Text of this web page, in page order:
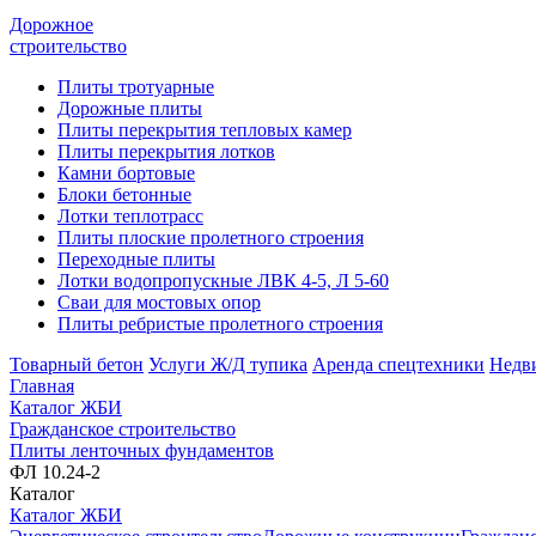
Дорожное
строительство
Плиты тротуарные
Дорожные плиты
Плиты перекрытия тепловых камер
Плиты перекрытия лотков
Камни бортовые
Блоки бетонные
Лотки теплотрасс
Плиты плоские пролетного строения
Переходные плиты
Лотки водопропускные ЛВК 4-5, Л 5-60
Сваи для мостовых опор
Плиты ребристые пролетного строения
Товарный бетон Услуги Ж/Д тупика Аренда спецтехники
Главная
Каталог ЖБИ
Гражданское строительство
Плиты ленточных фундаментов
ФЛ 10.24-2
Каталог
Каталог ЖБИ